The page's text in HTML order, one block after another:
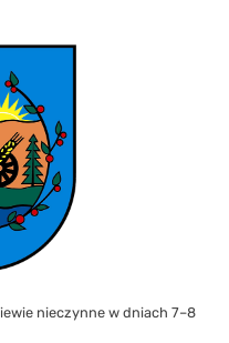
nieczynne w dniach 7–8